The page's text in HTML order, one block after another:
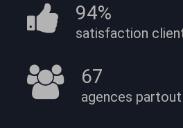
94%
satisfaction
67
agences partout